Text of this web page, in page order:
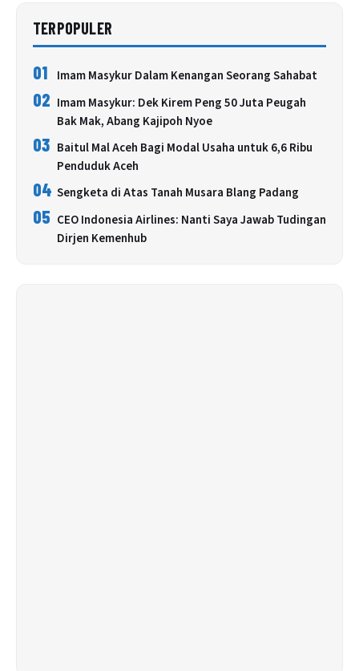
TERPOPULER
01 Imam Masykur Dalam Kenangan Seorang Sahabat
02 Imam Masykur: Dek Kirem Peng 50 Juta Peugah
Bak Mak, Abang Kajipoh Nyoe
03 Baitul Mal Aceh Bagi Modal Usaha untuk 6,6 Ribu
Penduduk Aceh
04 Sengketa di Atas Tanah Musara Blang Padang
05 CEO Indonesia Airlines: Nanti Saya Jawab Tudingan
Dirjen Kemenhub